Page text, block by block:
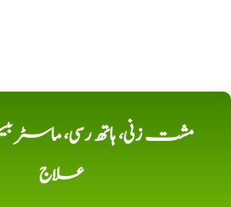
مشت زنی، ہاتھ رسی، ماسٹر
علاج